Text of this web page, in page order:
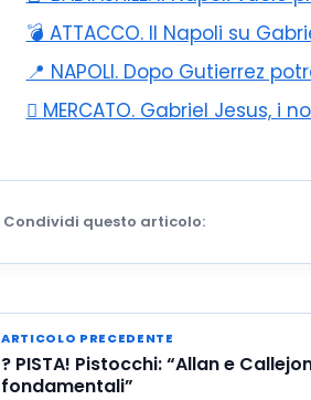
💣 ATTACCO. Il Napoli su
📍 NAPOLI. Dopo Gutierrez
🪎 MERCATO. Gabriel Jesus, i
Condividi questo articolo:
ARTICOLO PRECEDENTE
? PISTA! Pistocchi: “Allan e
fondamentali”